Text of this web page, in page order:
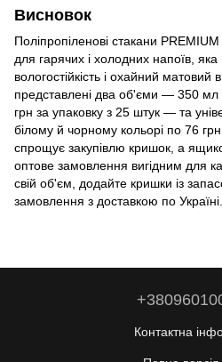
Висновок
Поліпропіленові стакани
для гарячих і холодних напоїв, яка
вологостійкість і охайний матовий
представлені два об'єми — 350 мл
грн за упаковку з 25 штук — та
білому й чорному кольорі по 76
спрощує закупівлю кришок, а
оптове замовлення вигідним для
свій об'єм, додайте кришки із
замовлення з доставкою по Україні.
Контактна